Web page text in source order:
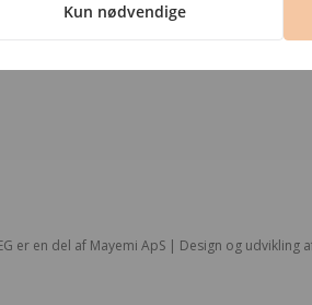
er en del af Mayemi ApS | Design og udvikling
Kun nødvendige